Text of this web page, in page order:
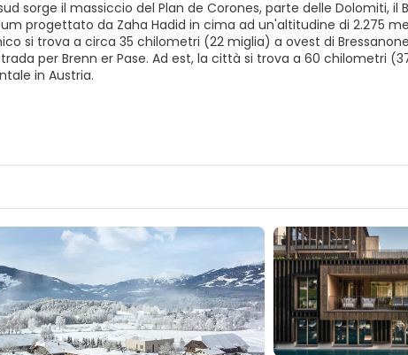
sorge il massiccio del Plan de Corones, parte delle Dolomiti,
progettato da Zaha Hadid in cima ad un'altitudine di 2.275
si trova a circa 35 chilometri (22 miglia) a ovest di
per Brenn er Pase. Ad est, la città si trova a 60 chilometri
in Austria.